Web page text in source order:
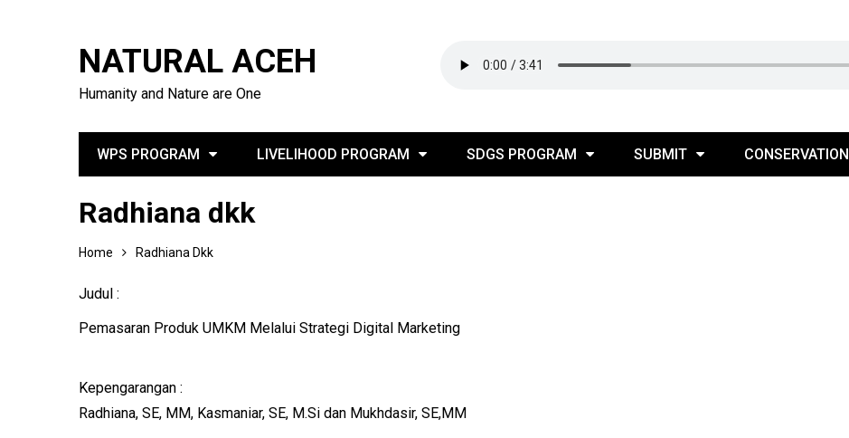
NATURAL ACEH
Humanity and Nature are One
WPS PROGRAM LIVELIHOOD PROGRAM SDGS PROGRAM SUBMIT CONSERVATION
Radhiana dkk
Home Radhiana Dkk
Judul :
Pemasaran Produk UMKM Melalui Strategi Digital Marketing
Kepengarangan :
Radhiana, SE, MM, Kasmaniar, SE, M.Si dan Mukhdasir, SE,MM